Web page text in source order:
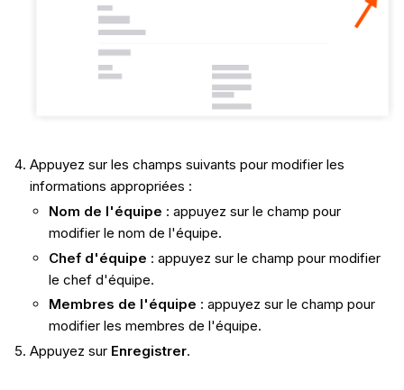
Appuyez sur les champs suivants pour modifier les
informations appropriées :
Nom de l'équipe : appuyez sur le champ pour
modifier le nom de l'équipe.
Chef d'équipe : appuyez sur le champ pour modifier
le chef d'équipe.
Membres de l'équipe : appuyez sur le champ pour
modifier les membres de l'équipe.
Appuyez sur Enregistrer.